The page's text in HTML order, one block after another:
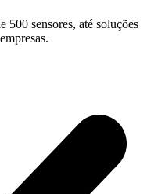
500 sensores, até soluções